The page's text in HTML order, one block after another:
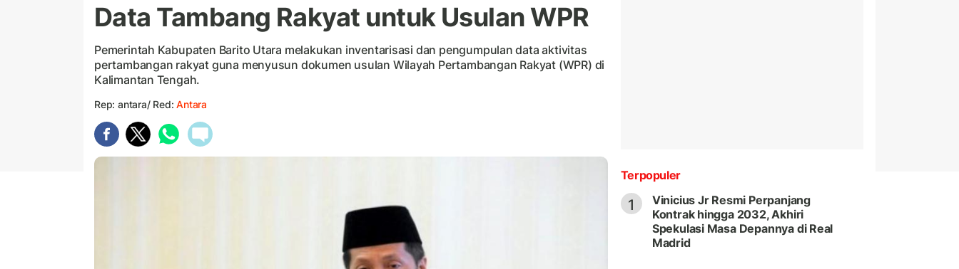
Data Tambang Rakyat untuk Usulan WPR
Pemerintah Kabupaten Barito Utara melakukan inventarisasi dan pengumpulan data aktivitas
pertambangan rakyat guna menyusun dokumen usulan Wilayah Pertambangan Rakyat (WPR) di
Kalimantan Tengah.
Rep: antara/ Red:Antara
Terpopuler
1
Vinicius Jr Resmi Perpanjang
Kontrak hingga 2032, Akhiri
Spekulasi Masa Depannya di Real
Madrid